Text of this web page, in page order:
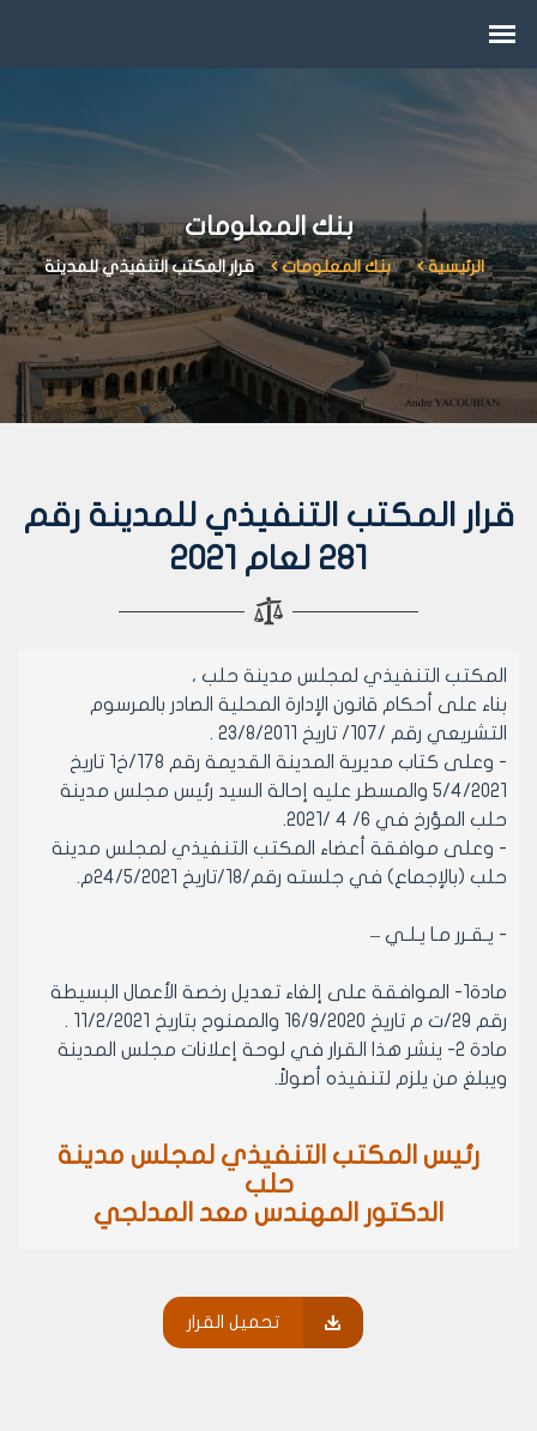
بنك المعلومات
الرئيسية بنك المعلومات قرار المكتب التنفيذي للمدينة
قرار المكتب التنفيذي للمدينة رقم
281 لعام 2021
المكتب التنفيذي لمجلس مدينة حلب ،
بناء على أحكام قانون الإدارة المحلية الصادر بالمرسوم
التشريعي رقم /107/ تاريخ 23/8/2011 .
- وعلى كتاب مديرية المدينة القديمة رقم 178/خ1 تاريخ
5/4/2021 والمسطر عليه إحالة السيد رئيس مجلس مدينة
حلب المؤرخ في 6/ 4 /2021.
- وعلى موافقة أعضاء المكتب التنفيذي لمجلس مدينة
حلب (بالإجماع) في جلسته رقم/18/تاريخ 24/5/2021م.
- يـقـرر مـا يـلـي –
مادة1- الموافقة على إلغاء تعديل رخصة الأعمال البسيطة
رقم 29/ت م تاريخ 16/9/2020 والممنوح بتاريخ 11/2/2021 .
مادة 2- ينشر هذا القرار في لوحة إعلانات مجلس المدينة
ويبلغ من يلزم لتنفيذه أصولاً.
رئيس المكتب التنفيذي لمجلس مدينة
حلب
الدكتور المهندس معد المدلجي
تحميل القرار